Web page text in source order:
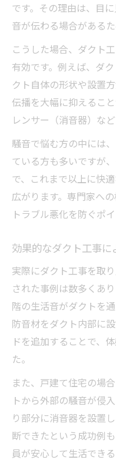
です。その理由は、目
音が伝わる場合があるた
こうした場合、ダクト
有効です。例えば、ダ
クト自体の形状や設置
伝播を大幅に抑えるこ
レンサー（消音器）な
騒音で悩む方の中には
ている方も多いですが
で、これまで以上に快
広がります。専門家へ
トラブル悪化を防ぐポイ
効果的なダクト工事
実際にダクト工事を取
された事例は数多くあ
階の生活音がダクトを
防音材をダクト内部に
ドを追加することで、
た。
また、戸建て住宅の場
トから外部の騒音が侵
り部分に消音器を設置
断できたという成功例
員が安心して生活でき